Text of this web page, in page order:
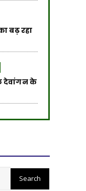
बढ़ रहा
देवांगन के